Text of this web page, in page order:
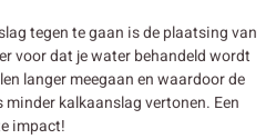
tegen te gaan is de plaatsing van
voor dat je water behandeld wordt
langer meegaan en waardoor de
kalkaanslag vertonen. Een
impact!